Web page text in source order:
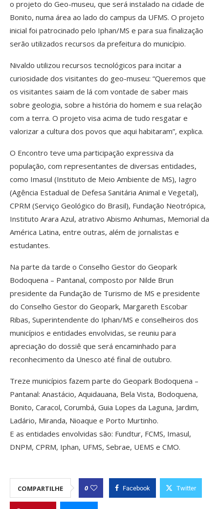
o projeto do Geo-museu, que será instalado na cidade de
Bonito, numa área ao lado do campus da UFMS. O projeto
inicial foi patrocinado pelo Iphan/MS e para sua finalização
serão utilizados recursos da prefeitura do município.
Nivaldo utilizou recursos tecnológicos para incitar a
curiosidade dos visitantes do geo-museu: “Queremos que
os visitantes saiam de lá com vontade de saber mais
sobre geologia, sobre a história do homem e sua relação
com a terra. O projeto visa acima de tudo resgatar e
valorizar a cultura dos povos que aqui habitaram”, explica.
O Encontro teve uma participação expressiva da
população, com representantes de diversas entidades,
como Imasul (Instituto de Meio Ambiente de MS), Iagro
(Agência Estadual de Defesa Sanitária Animal e Vegetal),
CPRM (Serviço Geológico do Brasil), Fundação Neotrópica,
Instituto Arara Azul, atrativo Abismo Anhumas, Memorial da
América Latina, entre outras, além de jornalistas e
estudantes.
Na parte da tarde o Conselho Gestor do Geopark
Bodoquena – Pantanal, composto por Nilde Brun
presidente da Fundação de Turismo de MS e presidente
do Conselho Gestor do Geopark, Margareth Escobar
Ribas, Superintendente do Iphan/MS e conselheiros dos
municípios e entidades envolvidas, se reuniu para
apreciação do dossiê que será encaminhado para
reconhecimento da Unesco até final de outubro.
Treze municípios fazem parte do Geopark Bodoquena –
Pantanal: Anastácio, Aquidauana, Bela Vista, Bodoquena,
Bonito, Caracol, Corumbá, Guia Lopes da Laguna, Jardim,
Ladário, Miranda, Nioaque e Porto Murtinho.
E as entidades envolvidas são: Fundtur, FCMS, Imasul,
DNPM, CPRM, Iphan, UFMS, Sebrae, UEMS e CMO.
COMPARTILHE 0 Facebook Twitter